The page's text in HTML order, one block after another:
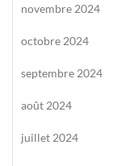
novembre 2024
octobre 2024
septembre 2024
août 2024
juillet 2024